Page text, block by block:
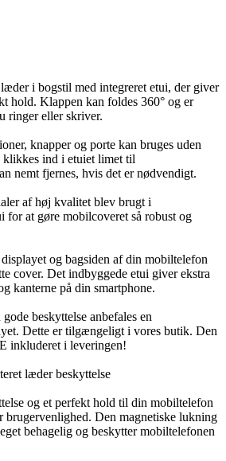
i bogstil med integreret etui, der giver
hold. Klappen kan foldes 360° og er
ringer eller skriver.
knapper og porte kan bruges uden
klikkes ind i etuiet limet til
nemt fjernes, hvis det er nødvendigt.
af høj kvalitet blev brugt i
for at gøre mobilcoveret så robust og
og bagsiden af din mobiltelefon
cover. Det indbyggede etui giver ekstra
kanterne på din smartphone.
beskyttelse anbefales en
Dette er tilgængeligt i vores butik. Den
inkluderet i leveringen!
læder beskyttelse
og et perfekt hold til din mobiltelefon
brugervenlighed. Den magnetiske lukning
behagelig og beskytter mobiltelefonen